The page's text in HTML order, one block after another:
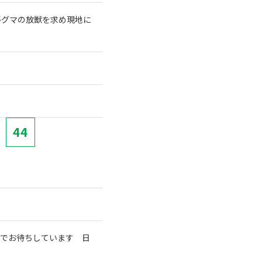
マの放獣を求め現地に
44
お待ちしています 日